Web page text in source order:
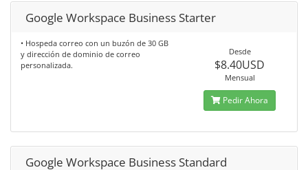
Google Workspace Business Starter
• Hospeda correo con un buzón de 30 GB
y dirección de dominio de correo
personalizada.
Desde
$8.40USD
Mensual
Pedir Ahora
Google Workspace Business Standard